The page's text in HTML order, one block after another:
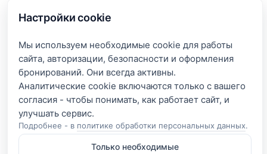
Настройки cookie
Мы используем необходимые cookie для работы
сайта, авторизации, безопасности и оформления
бронирований. Они всегда активны.
Аналитические cookie включаются только с вашего
согласия - чтобы понимать, как работает сайт, и
Подробнее - в политике обработки персональных данных.
Только необходимые